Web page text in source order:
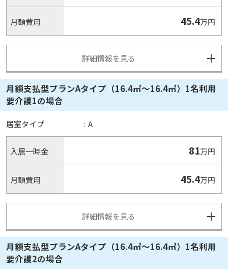
月額費用 45.4万円
詳細情報を見る
月額支払型プランAタイプ（16.4㎡～16.4㎡）1名利用
要介護1の場合
居室タイプ : A
入居一時金 81万円
月額費用 45.4万円
詳細情報を見る
月額支払型プランAタイプ（16.4㎡～16.4㎡）1名利用
要介護2の場合